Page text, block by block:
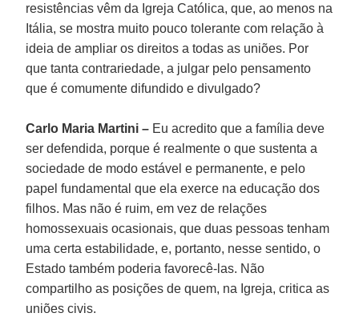
resistências vêm da Igreja Católica, que, ao menos na
Itália, se mostra muito pouco tolerante com relação à
ideia de ampliar os direitos a todas as uniões. Por
que tanta contrariedade, a julgar pelo pensamento
que é comumente difundido e divulgado?
Carlo Maria Martini – Eu acredito que a família deve
ser defendida, porque é realmente o que sustenta a
sociedade de modo estável e permanente, e pelo
papel fundamental que ela exerce na educação dos
filhos. Mas não é ruim, em vez de relações
homossexuais ocasionais, que duas pessoas tenham
uma certa estabilidade, e, portanto, nesse sentido, o
Estado também poderia favorecê-las. Não
compartilho as posições de quem, na Igreja, critica as
uniões civis.